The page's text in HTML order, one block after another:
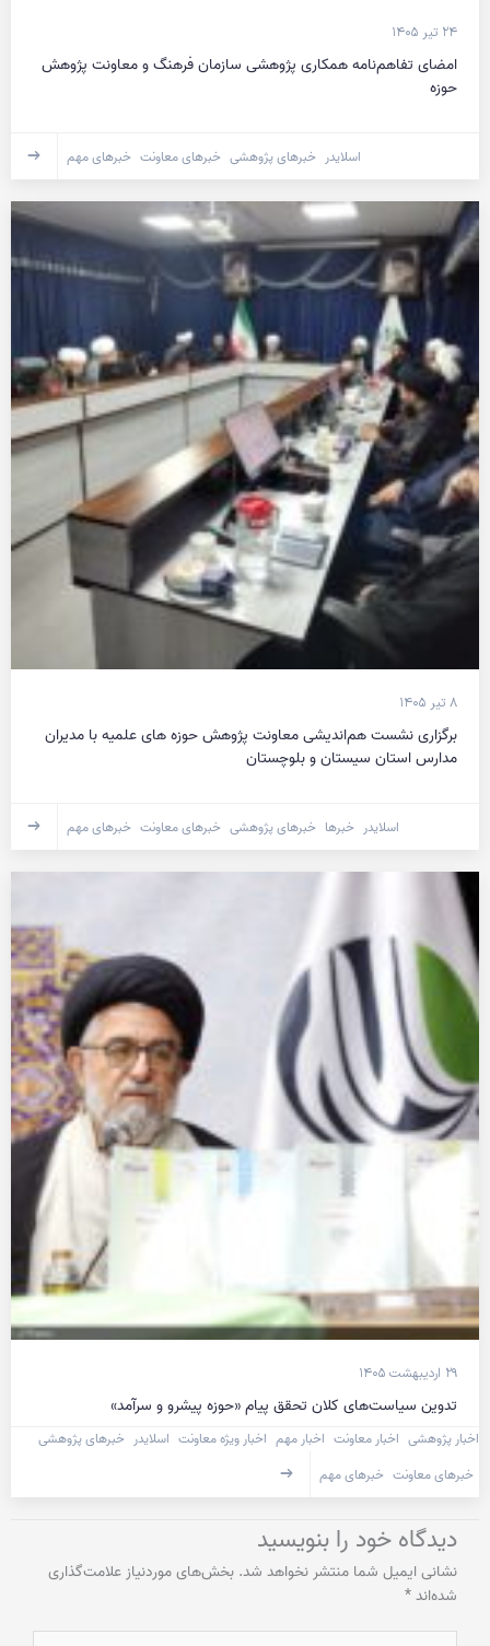
۲۴ تیر ۱۴۰۵
امضای تفاهم‌نامه همکاری پژوهشی سازمان فرهنگ و معاونت پژوهش
حوزه
اسلایدر خبرهای پژوهشی خبرهای معاونت خبرهای مهم
۸ تیر ۱۴۰۵
برگزاری نشست هم‌اندیشی معاونت پژوهش حوزه های علمیه با مدیران
مدارس استان سیستان و بلوچستان
اسلایدر خبرها خبرهای پژوهشی خبرهای معاونت خبرهای مهم
۲۹ اردیبهشت ۱۴۰۵
تدوین سیاست‌های کلان تحقق پیام «حوزه پیشرو و سرآمد»
اخبار پژوهشی اخبار معاونت اخبار مهم اخبار ویژه معاونت اسلایدر خبرهای پژوهشی
خبرهای معاونت خبرهای مهم
دیدگاه‌ خود را بنویسید
نشانی ایمیل شما منتشر نخواهد شد. بخش‌های موردنیاز علامت‌گذاری
شده‌اند*